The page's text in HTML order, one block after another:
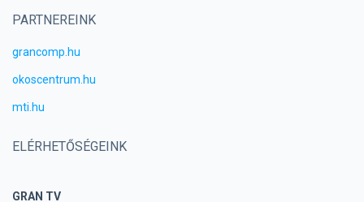
PARTNEREINK
grancomp.hu
okoscentrum.hu
mti.hu
ELÉRHETŐSÉGEINK
GRAN TV